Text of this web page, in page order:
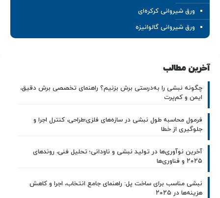
ورق شیروانی کرکره‌ای
ورق شیروانی گالوانیزه
آخرین مطالب
چگونه نبشی را به‌درستی برش بزنیم؟ راهنمای تخصصی برش دقیق،
ایمن و کم‌پرت
فرمول محاسبه طول نبشی در سازه‌های فلزی؛طراحی، کنترل اجرا و
جلوگیری از خطا
آخرین نوآوری‌ها در تولید نبشی و ناودانی؛ تحلیل فنی، روندهای
۲۰۲۵ و فناوری‌ها
نبشی مناسب برای ساخت پل: راهنمای جامع انتخاب، اجرا و کاهش
هزینه‌ها در ۲۰۲۵